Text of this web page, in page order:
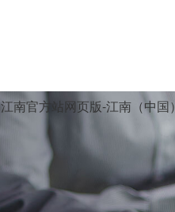
江南官方站网页版-江南（中国）